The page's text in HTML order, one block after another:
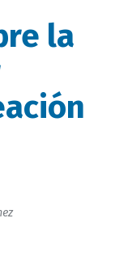
la